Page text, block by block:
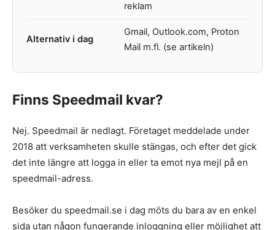
reklam
Alternativ i dag
Gmail, Outlook.com, Proton
Mail m.fl. (se artikeln)
Finns Speedmail kvar?
Nej. Speedmail är nedlagt. Företaget meddelade under
2018 att verksamheten skulle stängas, och efter det gick
det inte längre att logga in eller ta emot nya mejl på en
speedmail-adress.
Besöker du speedmail.se i dag möts du bara av en enkel
sida utan någon fungerande inloggning eller möjlighet att